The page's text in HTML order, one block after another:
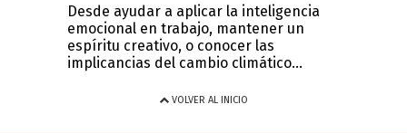
Desde ayudar a aplicar la inteligencia
emocional en trabajo, mantener un
espíritu creativo, o conocer las
implicancias del cambio climático...
VOLVER AL INICIO